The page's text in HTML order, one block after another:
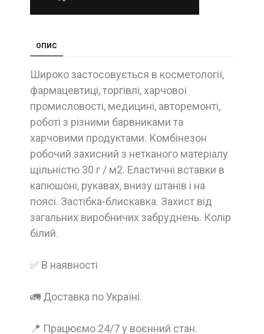
ОПИС
Широко застосовується в косметології,
фармацевтиці, торгівлі, харчової
промисловості, медицині, авторемонті,
роботі з різними барвниками та
харчовими продуктами. Комбінезон
робочий захисний з нетканого матеріалу
щільністю 30 г / м2. Еластичні вставки в
капюшоні, рукавах, внизу штанів і на
поясі. Застібка-блискавка. Захист від
загальних виробничих забруднень. Колір
білий.
✅ В наявності
🚛 Доставка по Україні.
📍 Працюємо 24/7 у воєнний стан.